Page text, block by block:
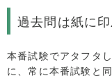
過去問は紙に印
本番試験でアタフタ
に、常に本番試験と